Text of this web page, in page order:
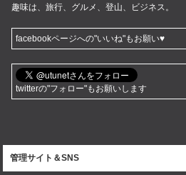
趣味は、旅行、グルメ、登山、ビジネス。
facebookページへの"いいね"もお願い♥
twitterの"フォロー"もお願いします
管理サイト＆SNS